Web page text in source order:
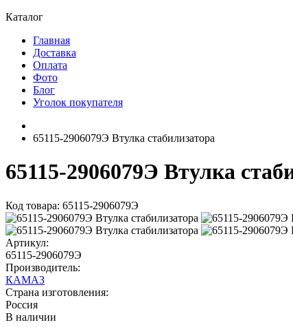
Каталог
Главная
Доставка
Оплата
Фото
Блог
Уголок покупателя
65115-2906079Э Втулка стабилизатора
65115-2906079Э Втулка
Код товара: 65115-2906079Э
Артикул:
65115-2906079Э
Производитель:
КАМАЗ
Страна изготовления:
Россия
В наличии